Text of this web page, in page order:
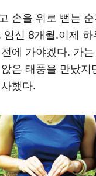
손을 위로 뻗는
임신 8개월.이제
에 가야겠다. 가
은 태풍을 만났지
했다.